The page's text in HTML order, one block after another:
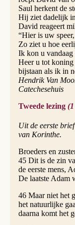
Saul herkent de
Hij ziet dadelijk
David reageert
“Hier is uw
Zo ziet u hoe
Ik kon u vandaag
Heer u tot
bijstaan als ik in
Hendrik Van
Catechesehuis
Tweede lezing
Uit de eerste
van Korinthe.
Broeders en
45 Dit is de zin
de eerste mens,
De laatste Adam
46 Maar niet het
het natuurlijke
daarna komt het